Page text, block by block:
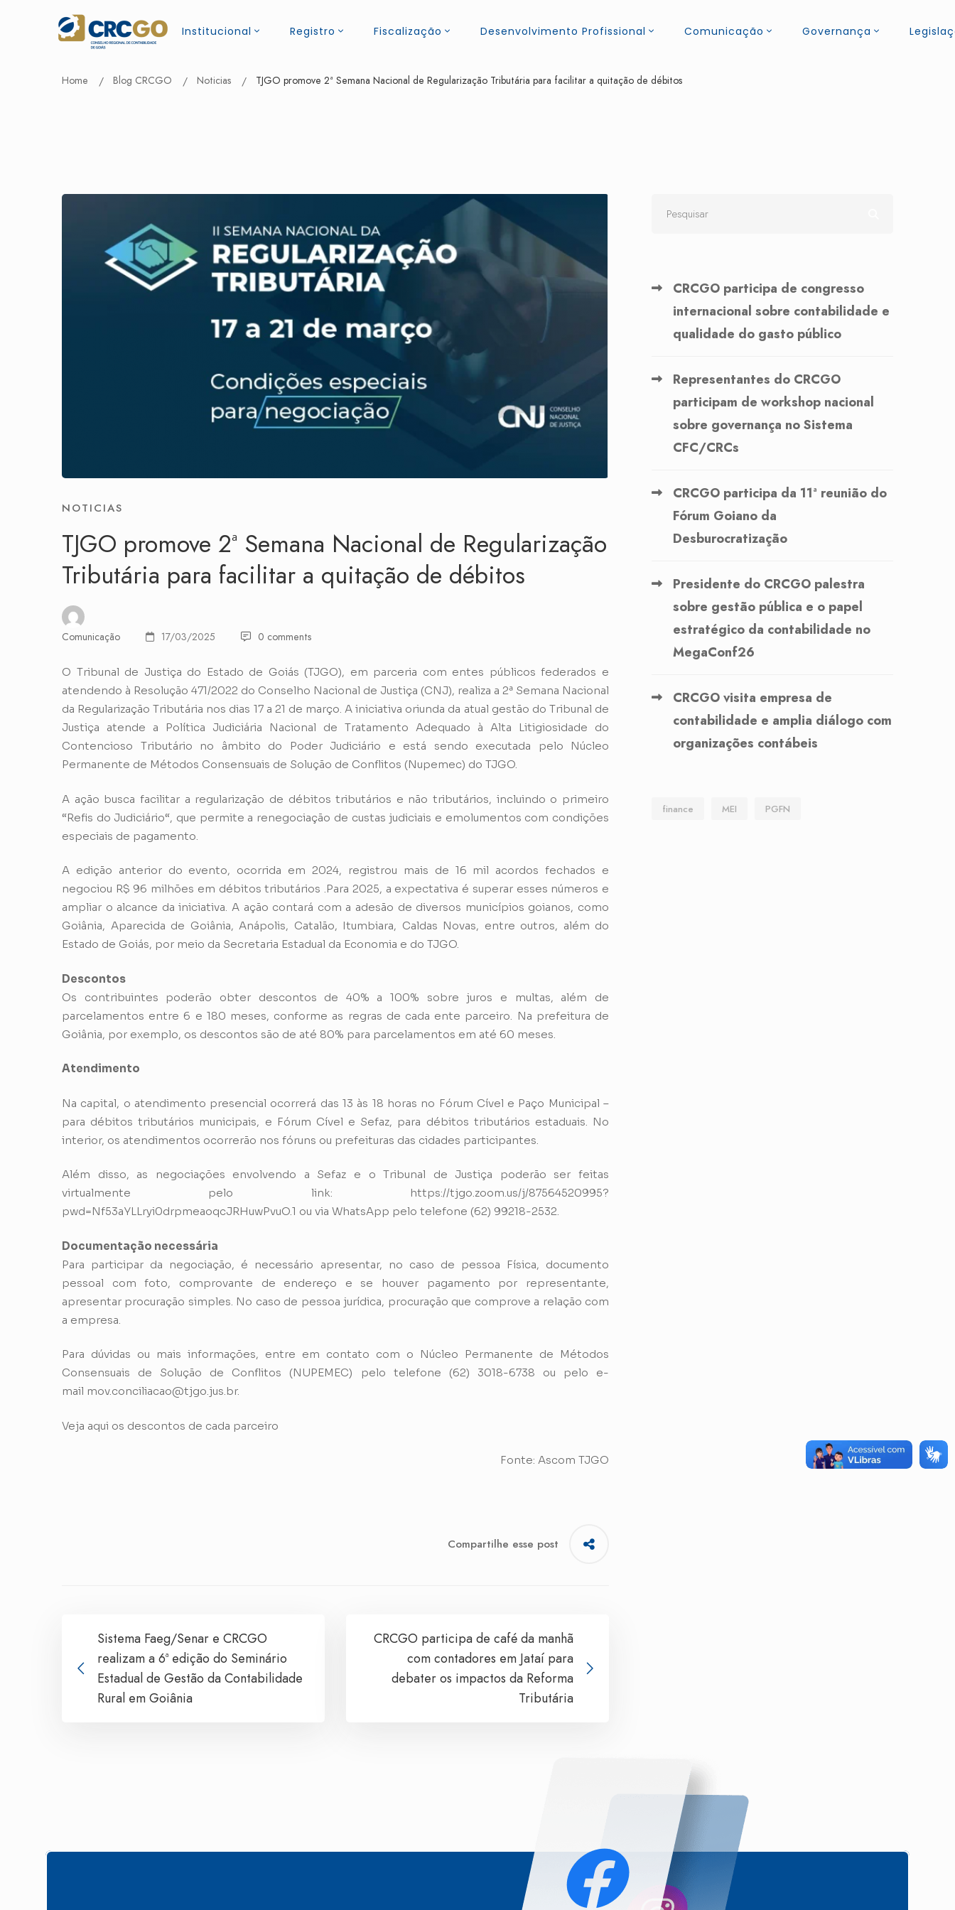
Institucional Registro Fiscalização Desenvolvimento Profissional Comunicação Governança
Home Blog CRCGO Noticias TJGO promove 2ª Semana Nacional de Regularização Tributária para facilitar a quitação de débitos
NOTICIAS
TJGO promove 2ª Semana Nacional de Regularização
Tributária para facilitar a quitação de débitos
Comunicação 17/03/2025 0 comments
O Tribunal de Justiça do Estado de Goiás (TJGO), em parceria com entes públicos federados e
atendendo à Resolução 471/2022 do Conselho Nacional de Justiça (CNJ), realiza a 2ª Semana Nacional
da Regularização Tributária nos dias 17 a 21 de março. A iniciativa oriunda da atual gestão do Tribunal de
Justiça atende a Política Judiciária Nacional de Tratamento Adequado à Alta Litigiosidade do
Contencioso Tributário no âmbito do Poder Judiciário e está sendo executada pelo Núcleo
Permanente de Métodos Consensuais de Solução de Conflitos (Nupemec) do TJGO.
A ação busca facilitar a regularização de débitos tributários e não tributários, incluindo o primeiro
“Refis do Judiciário“, que permite a renegociação de custas judiciais e emolumentos com condições
especiais de pagamento.
A edição anterior do evento, ocorrida em 2024, registrou mais de 16 mil acordos fechados e
negociou R$ 96 milhões em débitos tributários .Para 2025, a expectativa é superar esses números e
ampliar o alcance da iniciativa. A ação contará com a adesão de diversos municípios goianos, como
Goiânia, Aparecida de Goiânia, Anápolis, Catalão, Itumbiara, Caldas Novas, entre outros, além do
Estado de Goiás, por meio da Secretaria Estadual da Economia e do TJGO.
Descontos
Os contribuintes poderão obter descontos de 40% a 100% sobre juros e multas, além de
parcelamentos entre 6 e 180 meses, conforme as regras de cada ente parceiro. Na prefeitura de
Goiânia, por exemplo, os descontos são de até 80% para parcelamentos em até 60 meses.
Atendimento
Na capital, o atendimento presencial ocorrerá das 13 às 18 horas no Fórum Cível e Paço Municipal –
para débitos tributários municipais, e Fórum Cível e Sefaz, para débitos tributários estaduais. No
interior, os atendimentos ocorrerão nos fóruns ou prefeituras das cidades participantes.
Além disso, as negociações envolvendo a Sefaz e o Tribunal de Justiça poderão ser feitas
virtualmente pelo link: https://tjgo.zoom.us/j/87564520995?
pwd=Nf53aYLLryi0drpmeaoqcJRHuwPvuO.1 ou via WhatsApp pelo telefone (62) 99218-2532.
Documentação necessária
Para participar da negociação, é necessário apresentar, no caso de pessoa Física, documento
pessoal com foto, comprovante de endereço e se houver pagamento por representante,
apresentar procuração simples. No caso de pessoa jurídica, procuração que comprove a relação com
a empresa.
Para dúvidas ou mais informações, entre em contato com o Núcleo Permanente de Métodos
Consensuais de Solução de Conflitos (NUPEMEC) pelo telefone (62) 3018-6738 ou pelo e-
mail mov.conciliacao@tjgo.jus.br.
Veja aqui os descontos de cada parceiro
Fonte: Ascom TJGO
Compartilhe esse post
Sistema Faeg/Senar e CRCGO
realizam a 6ª edição do Seminário
Estadual de Gestão da Contabilidade
Rural em Goiânia
CRCGO participa de café da manhã
com contadores em Jataí para
debater os impactos da Reforma
Tributária
CRCGO participa de congresso
internacional sobre contabilidade e
qualidade do gasto público
Representantes do CRCGO
participam de workshop nacional
sobre governança no Sistema
CFC/CRCs
CRCGO participa da 11ª reunião do
Fórum Goiano da
Desburocratização
Presidente do CRCGO palestra
sobre gestão pública e o papel
estratégico da contabilidade no
MegaConf26
CRCGO visita empresa de
contabilidade e amplia diálogo com
organizações contábeis
finance MEI PGFN